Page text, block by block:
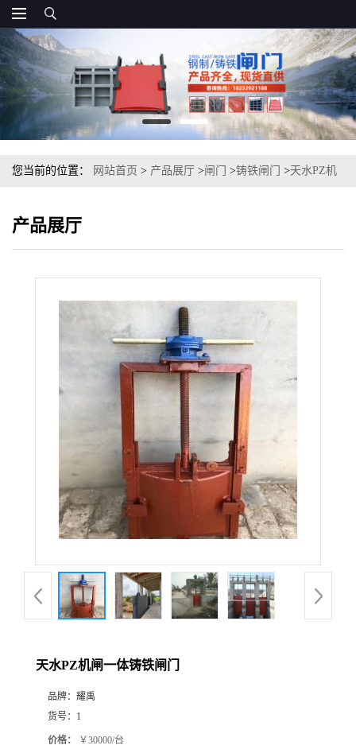
您当前的位置： 网站首页 > 产品展厅 >闸门 >铸铁闸门 >天水PZ机
产品展厅
天水PZ机闸一体铸铁闸门
品牌： 耀禹
货号： 1
价格： ￥30000/台